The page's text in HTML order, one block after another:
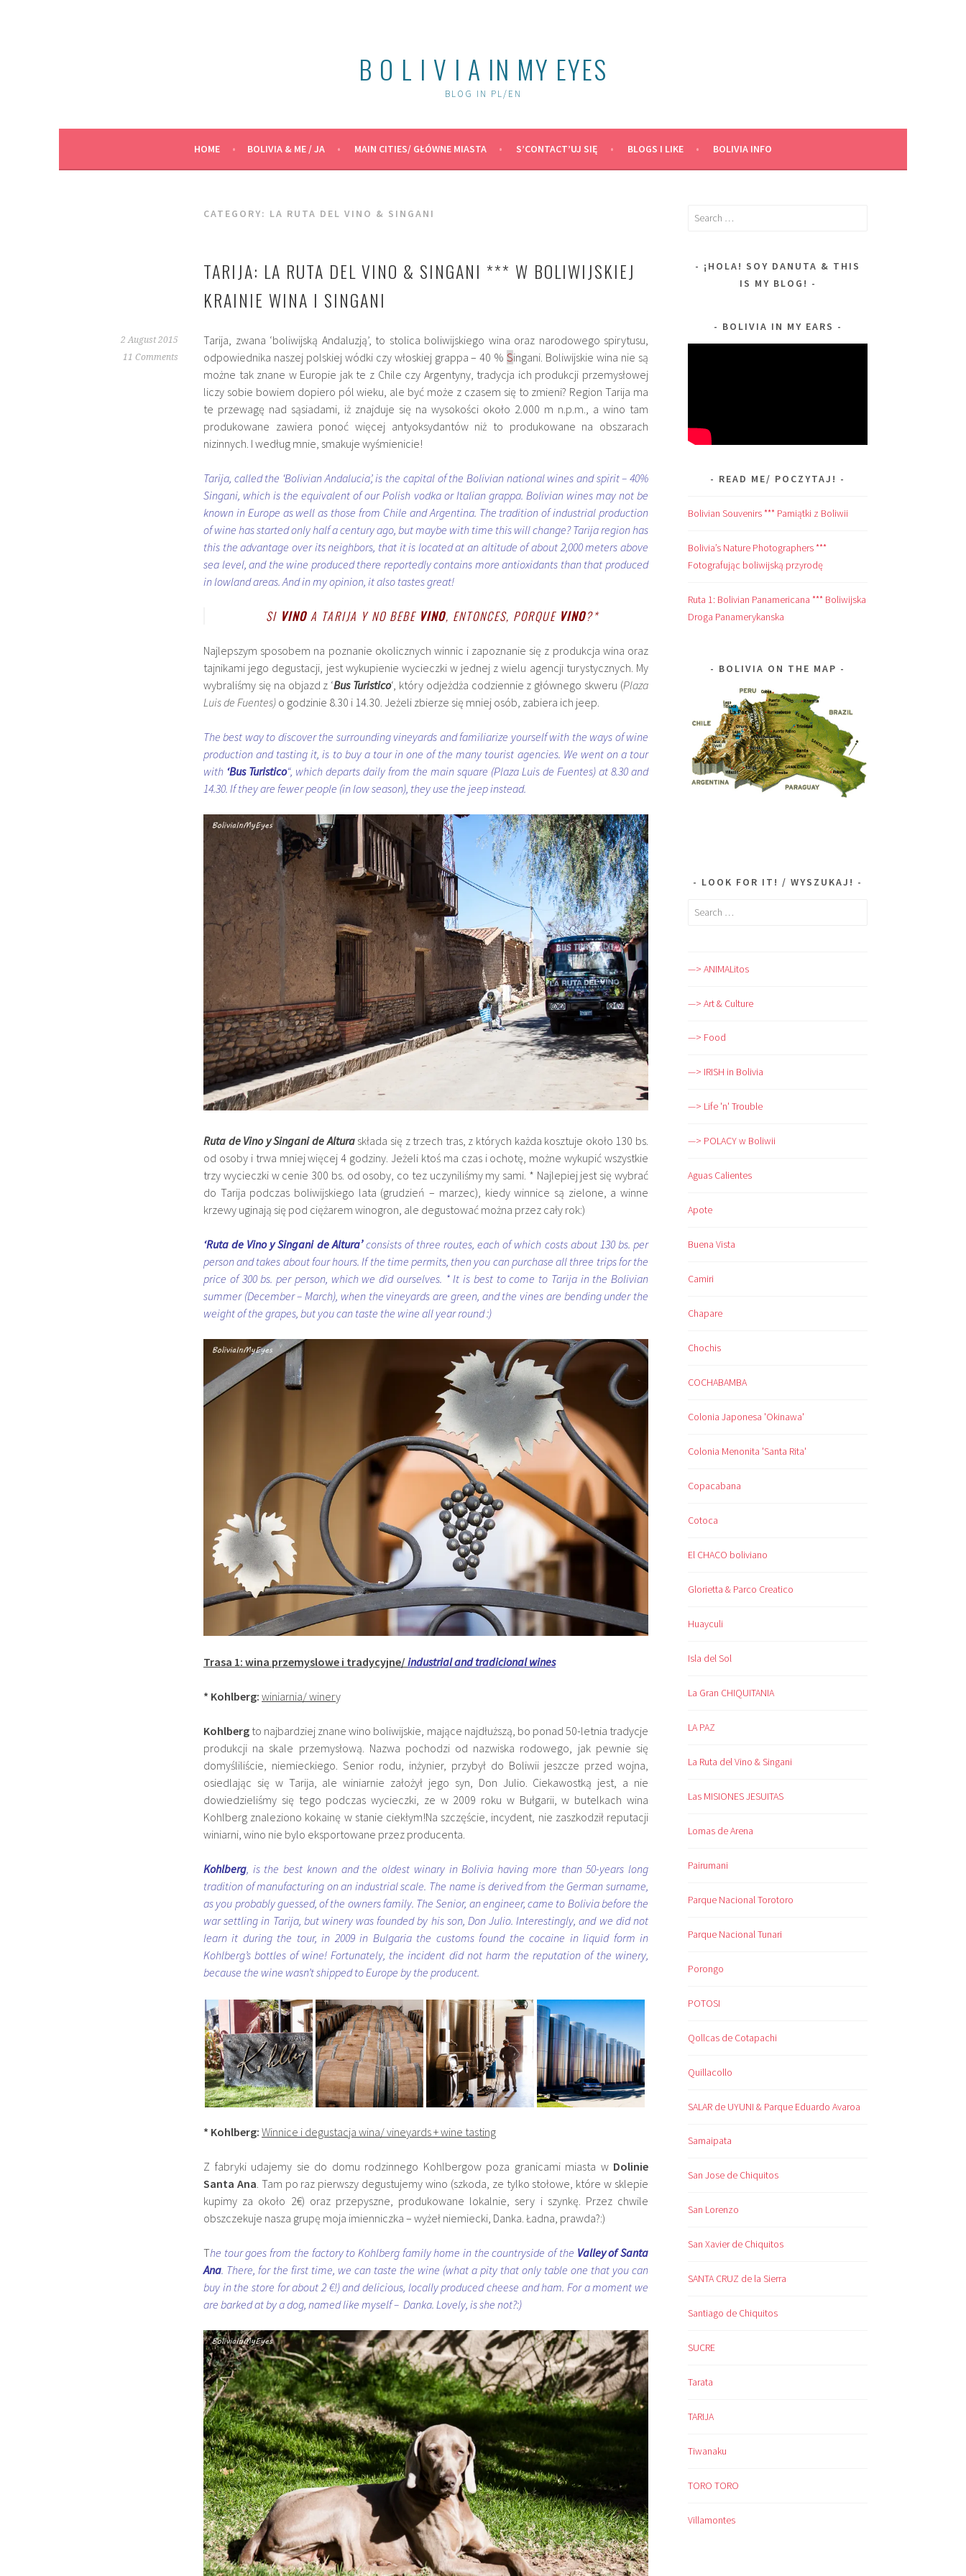
B O L I V I A IN MY EYES
BLOG IN PL/EN
HOME BOLIVIA & ME / JA MAIN CITIES/ GŁÓWNE MIASTA S’CONTACT’UJ SIĘ BLOGS I LIKE BOLIVIA INFO
CATEGORY: LA RUTA DEL VINO & SINGANI
TARIJA: LA RUTA DEL VINO & SINGANI *** W BOLIWIJSKIEJ
KRAINIE WINA I SINGANI
2 August 2015
11 Comments
Tarija, zwana ‘boliwijską Andaluzją’, to stolica boliwijskiego wina oraz narodowego spirytusu,
odpowiednika naszej polskiej wódki czy włoskiej grappa – 40 %Singani. Boliwijskie wina nie są
możne tak znane w Europie jak te z Chile czy Argentyny, tradycja ich produkcji przemysłowej
liczy sobie bowiem dopiero pól wieku, ale być może z czasem się to zmieni? RegionTarija ma
te przewagę nad sąsiadami, iż znajduje się na wysokości około 2.000 m n.p.m., a wino tam
produkowane zawiera ponoć więcej antyoksydantów niż to produkowane na obszarach
nizinnych. I według mnie, smakuje wyśmienicie!
Tarija, called the ‘Bolivian Andalucia’, is the capital of the Bolivian national wines and spirit – 40%
Singani, which is the equivalent of our Polish vodka or Italian grappa. Bolivian wines may not be
known in Europe as well as those from Chile and Argentina. The tradition of industrial production
of wine has started only half a century ago, but maybe with time this will change? Tarija region has
this the advantage over its neighbors, that it is located at an altitude of about 2,000 meters above
sea level, and the wine produced there reportedly contains more antioxidants than that produced
in lowland areas. And in my opinion, it also tastes great!
SI VINO A TARIJA Y NO BEBE VINO, ENTONCES, PORQUE VINO?*
Najlepszym sposobem na poznanie okolicznych winnic i zapoznanie się z produkcja wina oraz
tajnikami jego degustacji, jest wykupienie wycieczki w jednej z wielu agencji turystycznych. My
wybraliśmy się na objazd z ‘Bus Turistico‘, który odjeżdża codziennie z głównego skweru (Plaza
Luis de Fuentes) o godzinie 8.30 i 14.30. Jeżeli zbierze się mniej osób, zabiera ich jeep.
The best way to discover the surrounding vineyards and familiarize yourself with the ways of wine
production and tasting it, is to buy a tour in one of the many tourist agencies. We went on a tour
with ‘Bus Turistico“, which departs daily from the main square (Plaza Luis de Fuentes) at 8.30 and
14.30. If they are fewer people (in low season), they use the jeep instead.
Ruta de Vino y Singani de Alturaskłada się z trzech tras, z których każda kosztuje około 130 bs.
od osoby i trwa mniej więcej 4 godziny. Jeżeli ktoś ma czas i ochotę, możne wykupić wszystkie
trzy wycieczki w cenie 300 bs. od osoby, co tez uczyniliśmy my sami. * Najlepiej jest się wybrać
do Tarija podczas boliwijskiego lata (grudzień – marzec), kiedy winnice są zielone, a winne
krzewy uginają się pod ciężarem winogron, ale degustować można przez cały rok:)
‘Ruta de Vino y Singani de Altura’consists of three routes, each of which costs about 130 bs. per
person and takes about four hours. If the time permits, then you can purchase all three trips for the
price of 300 bs. per person, which we did ourselves. * It is best to come to Tarija in the Bolivian
summer (December – March), when the vineyards are green, and the vines are bending under the
weight of the grapes, but you can taste the wine all year round :)
Trasa 1: wina przemyslowe i tradycyjne/ industrial and tradicional wines
* Kohlberg: winiarnia/ winery
Kohlberg to najbardziej znane wino boliwijskie, mające najdłuższą, bo ponad 50-letnia tradycje
produkcji na skale przemysłową. Nazwa pochodzi od nazwiska rodowego, jak pewnie się
domyśliliście, niemieckiego. Senior rodu, inżynier, przybył do Boliwii jeszcze przed wojna,
osiedlając się w Tarija, ale winiarnie założył jego syn, Don Julio. Ciekawostką jest, a nie
dowiedzieliśmy się tego podczas wycieczki, ze w 2009 roku w Bułgarii, w butelkach wina
Kohlberg znaleziono kokainę w stanie ciekłym!Na szczęście, incydent, nie zaszkodził reputacji
winiarni, wino nie bylo eksportowane przez producenta.
Kohlberg, is the best known and the oldest winary in Bolivia having more than 50-years long
tradition of manufacturing on an industrial scale. The name is derived from the German surname,
as you probably guessed, of the owners family. The Senior, an engineer, came to Bolivia before the
war settling in Tarija, but winery was founded by his son, Don Julio. Interestingly, and we did not
learn it during the tour, in 2009 in Bulgaria the customs found the cocaine in liquid form in
Kohlberg’s bottles of wine! Fortunately, the incident did not harm the reputation of the winery,
because the wine wasn’t shipped to Europe by the producent.
* Kohlberg: Winnice i degustacja wina/ vineyards + wine tasting
Z fabryki udajemy sie do domu rodzinnego Kohlbergow poza granicami miasta w Dolinie
Santa Ana . Tam po raz pierwszy degustujemy wino (szkoda, ze tylko stołowe, które w sklepie
kupimy za około 2€) oraz przepyszne, produkowane lokalnie, sery i szynkę. Przez chwile
obszczekuje nasza grupę moja imienniczka – wyżeł niemiecki, Danka. Ładna, prawda?:)
The tour goes from the factory to Kohlberg family home in the countryside of the Valley of Santa
Ana. There, for the first time, we can taste the wine (what a pity that only table one that you can
buy in the store for about 2 €!) and delicious, locally produced cheese and ham. For a moment we
are barked at by a dog, named like myself – Danka. Lovely, is she not?:)
Search
¡HOLA! SOY DANUTA & THIS
IS MY BLOG!
BOLIVIA IN MY EARS
READ ME/ POCZYTAJ!
Bolivian Souvenirs *** Pamiątki z Boliwii
Bolivia’s Nature Photographers ***
Fotografując boliwijską przyrodę
Ruta 1: Bolivian Panamericana *** Boliwijska
Droga Panamerykanska
BOLIVIA ON THE MAP
LOOK FOR IT! / WYSZUKAJ!
Search
—> ANIMALitos
—> Art & Culture
—> Food
—> IRISH in Bolivia
—> Life 'n' Trouble
—> POLACY w Boliwii
Aguas Calientes
Apote
Buena Vista
Camiri
Chapare
Chochis
COCHABAMBA
Colonia Japonesa 'Okinawa'
Colonia Menonita 'Santa Rita'
Copacabana
Cotoca
El CHACO boliviano
Glorietta & Parco Creatico
Huayculi
Isla del Sol
La Gran CHIQUITANIA
LA PAZ
La Ruta del Vino & Singani
Las MISIONES JESUITAS
Lomas de Arena
Pairumani
Parque Nacional Torotoro
Parque Nacional Tunari
Porongo
POTOSI
Qollcas de Cotapachi
Quillacollo
SALAR de UYUNI & Parque Eduardo Avaroa
Samaipata
San Jose de Chiquitos
San Lorenzo
San Xavier de Chiquitos
SANTA CRUZ de la Sierra
Santiago de Chiquitos
SUCRE
Tarata
TARIJA
Tiwanaku
TORO TORO
Villamontes